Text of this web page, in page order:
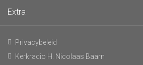
Extra
Privacybeleid
Kerkradio H. Nicolaas Baarn